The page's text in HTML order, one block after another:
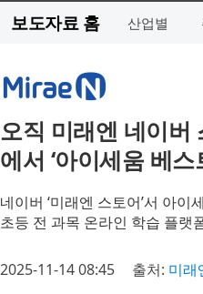
보도자료 홈 산업별
오직 미래엔 네이버
에서 ‘아이세움 베
네이버 ‘미래엔 스토어’서 아
초등 전 과목 온라인 학습 플랫
2025-11-14 08:45 출처: 미래